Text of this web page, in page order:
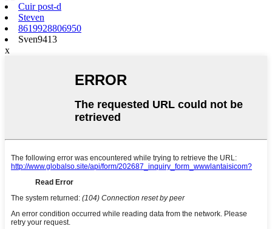
Cuir post-d
Steven
8619928806950
Sven9413
x